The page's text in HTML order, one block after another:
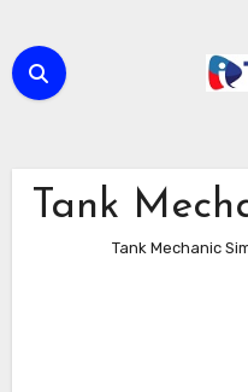
Tank
Tank Mechanic